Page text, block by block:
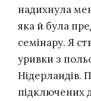
надихнула
яка й була
семінару. Я
уривки з
Нідерландів.
підключених